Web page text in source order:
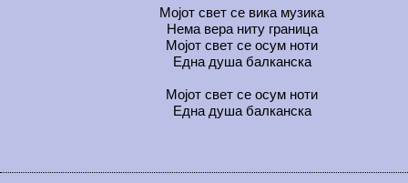
Мојот свет се вика музика
Нема вера ниту граница
Мојот свет се осум ноти
Една душа балканска
Мојот свет се осум ноти
Една душа балканска